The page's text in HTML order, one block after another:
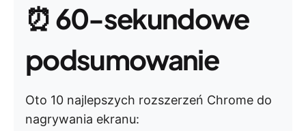
⏰60-sekundowe
podsumowanie
Oto 10 najlepszych rozszerzeń Chrome do
nagrywania ekranu: